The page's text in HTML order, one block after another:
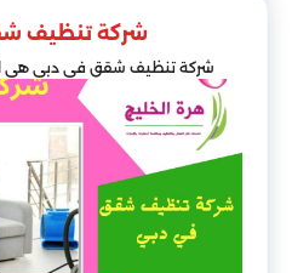
شركة تنظيف
شركة تنظيف شقق في دبي هي